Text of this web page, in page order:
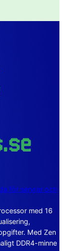
för servrar och
med 16
Med Zen
DDR4-minne